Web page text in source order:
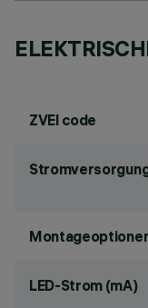
ZVEI code
LED-Strom (mA)